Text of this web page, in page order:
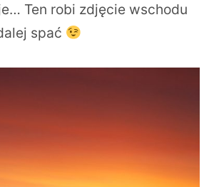
Ten robi zdjęcie wschodu
spać